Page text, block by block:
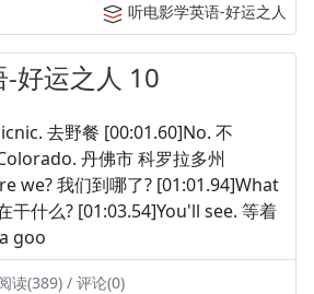
听电影学英语-好运之人
好运之人 10
去野餐 [00:01.60]No. 不
丹佛市 科罗拉多州
we? 我们到哪了? [01:01.94]What
干什么? [01:03.54]You'll see. 等着
goo
读(389) / 评论(0)